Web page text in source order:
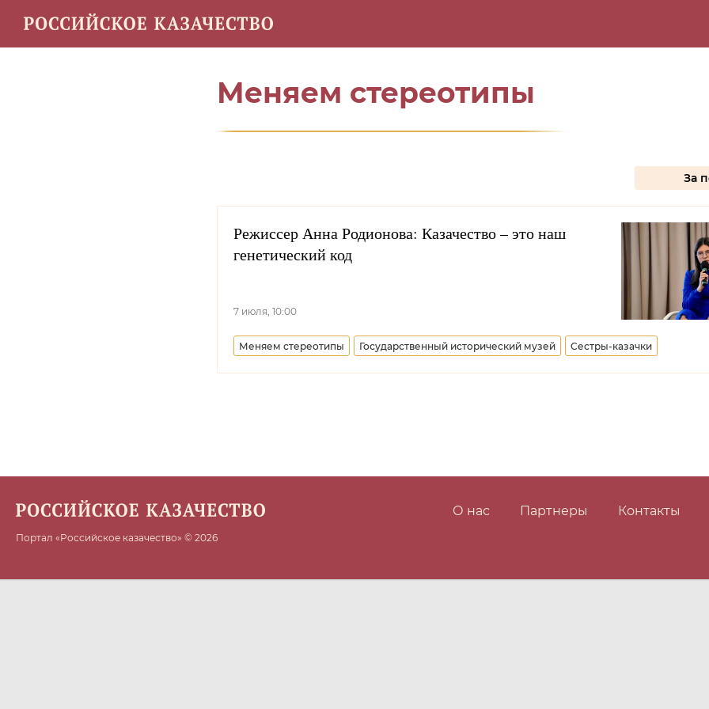
Меняем стереотипы
За
Режиссер Анна Родионова: Казачество – это наш
генетический код
7 июля, 10:00
Меняем стереотипы Государственный исторический музей Сестры-казачки
Портал «Российское казачество» © 2026
О нас Партнеры Контакты